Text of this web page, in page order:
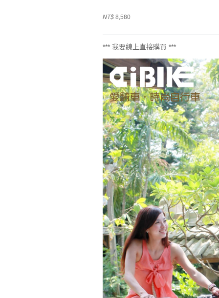
NT$ 8,580
*** 我要線上直接購買 ***